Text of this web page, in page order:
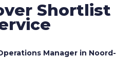
Shortlist
Manager in Noord-